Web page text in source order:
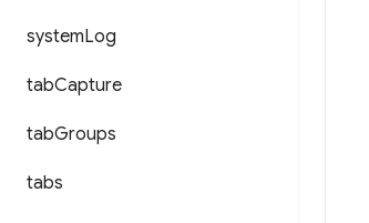
systemLog
tabCapture
tabGroups
tabs